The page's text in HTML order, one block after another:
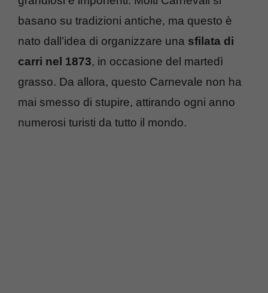
basano su tradizioni antiche, ma questo è
nato dall’idea di organizzare una sfilata di
carri nel 1873, in occasione del martedì
grasso. Da allora, questo Carnevale non ha
mai smesso di stupire, attirando ogni anno
numerosi turisti da tutto il mondo.